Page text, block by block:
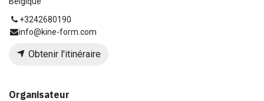
+3242680190
info@kine-form.com
Obtenir l'itinéraire
Organisateur